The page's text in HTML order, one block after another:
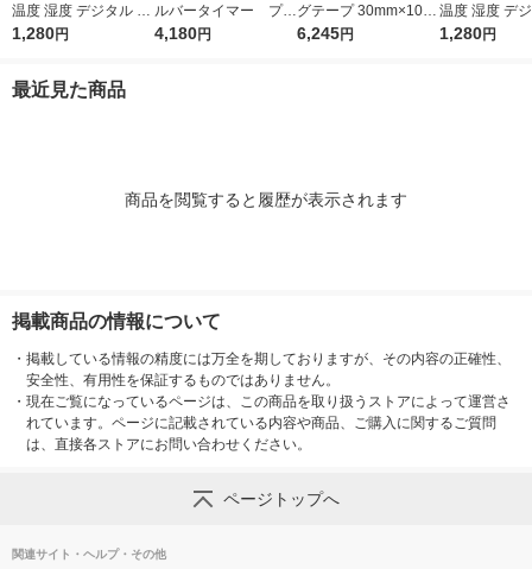
温度 湿度 デジタル 卓
上 マグネット ホワイ
1,280円
ルバータイマー プラ
ス クロ VBT20ーBK
4,180円
グテープ 30mm×100
m 蛍光ピンク 73865
6,245円
温度 湿度 デ
上 マグネッ
1,280円
最近見た商品
商品を閲覧すると履歴が表示されます
掲載商品の情報について
・ 掲載している情報の精度には万全を期しておりますが、その内容の正確性、
安全性、有用性を保証するものではありません。
・ 現在ご覧になっているページは、この商品を取り扱うストアによって運営さ
れています。ページに記載されている内容や商品、ご購入に関するご質問
は、直接各ストアにお問い合わせください。
ページトップへ
関連サイト・ヘルプ・その他